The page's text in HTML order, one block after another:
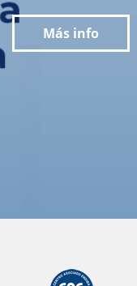
Más info